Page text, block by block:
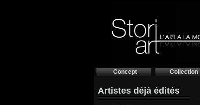
Concept Collection
Artistes déjà édités